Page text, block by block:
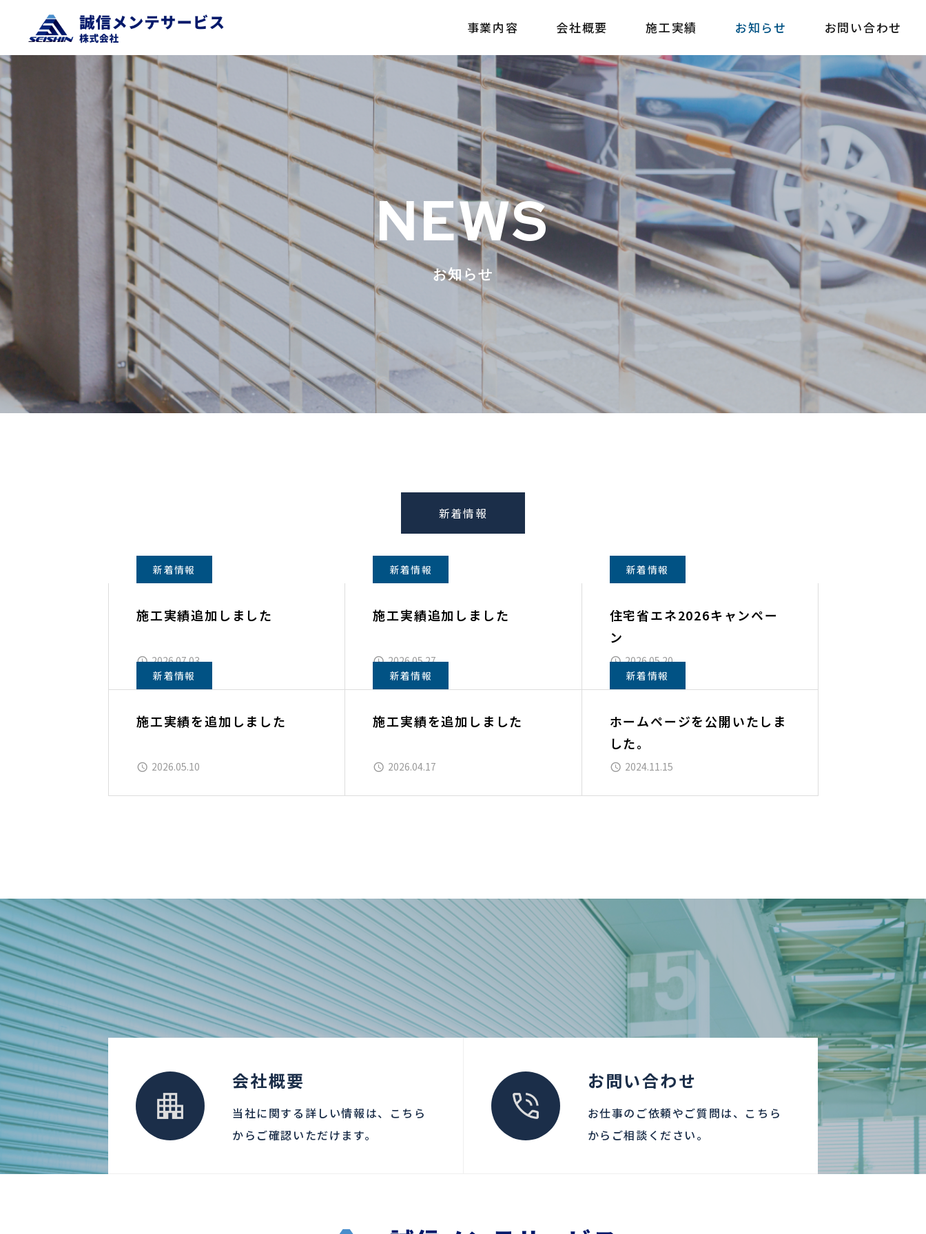
事業内容 会社概要 施工実績 お知らせ お問い合わせ
お知らせ
新着情報
新着情報
施工実績追加しました
2026.07.03
新着情報
施工実績追加しました
2026.05.27
新着情報
住宅省エネ2026キャンペー
ン
2026.05.20
新着情報
施工実績を追加しました
2026.05.10
新着情報
施工実績を追加しました
2026.04.17
新着情報
ホームページを公開いたしま
した。
2024.11.15
会社概要
当社に関する詳しい情報は、こちら
からご確認いただけます。
お問い合わせ
お仕事のご依頼やご質問は、こちら
からご相談ください。